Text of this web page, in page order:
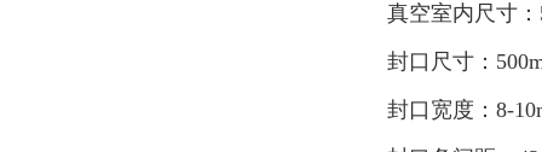
真空室内尺寸：
封口尺寸：
封口宽度：8-